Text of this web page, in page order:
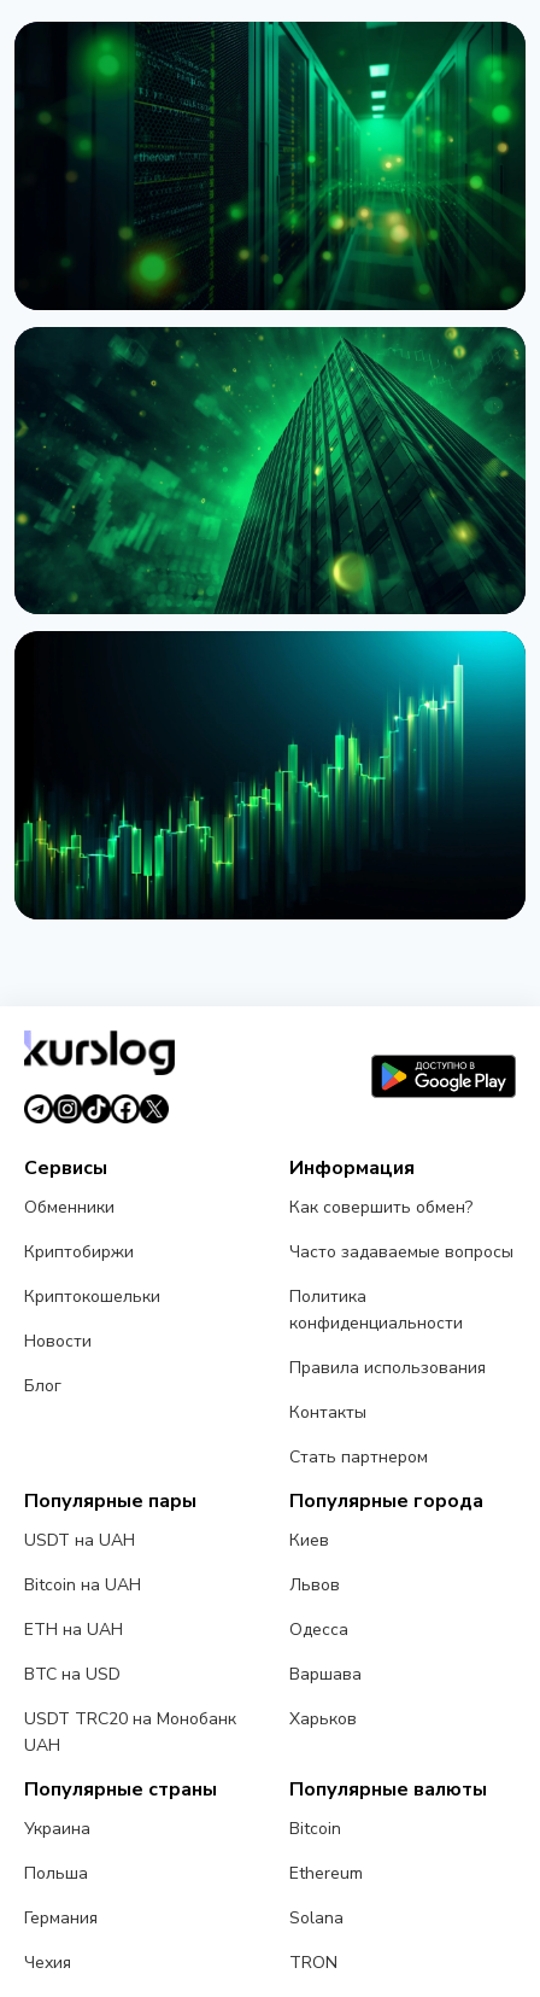
НОВОСТЬ
BNY Mellon запускает стейкинг для
институциональных клиентов вместе с Galaxy
4 августа 2026 г. 4 мин чтения
BlackRock токенизировал доступ к $311 млрд
денежных фондов Европы через Kinexys
3 августа 2026 г.5 мин чтения
Сервисы
Обменники
Криптобиржи
Криптокошельки
Новости
Блог
Информация
Как совершить обмен?
Часто задаваемые вопросы
Политика
конфиденциальности
Правила использования
Контакты
Стать партнером
Популярные пары
USDT на UAH
Bitcoin на UAH
ETH на UAH
BTC на USD
USDT TRC20 на Монобанк
UAH
Популярные города
Киев
Львов
Одесса
Варшава
Харьков
Популярные страны
Украина
Польша
Германия
Чехия
Популярные валюты
Bitcoin
Ethereum
Solana
TRON